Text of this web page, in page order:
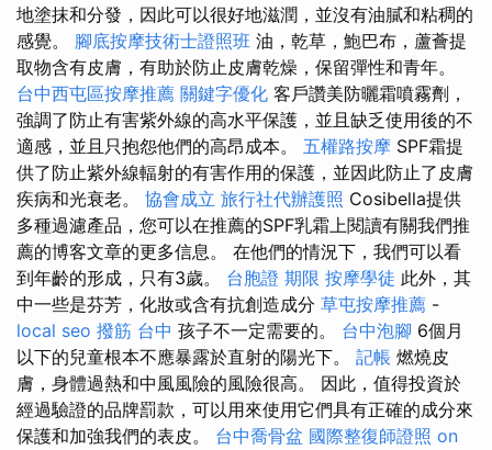
地塗抹和分發，因此可以很好地滋潤，並沒有油膩和粘稠的
感覺。 腳底按摩技術士證照班 油，乾草，鮑巴布，蘆薈提
取物含有皮膚，有助於防止皮膚乾燥，保留彈性和青年。
台中西屯區按摩推薦 關鍵字優化 客戶讚美防曬霜噴霧劑，
強調了防止有害紫外線的高水平保護，並且缺乏使用後的不
適感，並且只抱怨他們的高昂成本。 五權路按摩 SPF霜提
供了防止紫外線輻射的有害作用的保護，並因此防止了皮膚
疾病和光衰老。 協會成立 旅行社代辦護照 Cosibella提供
多種過濾產品，您可以在推薦的SPF乳霜上閱讀有關我們推
薦的博客文章的更多信息。 在他們的情況下，我們可以看
到年齡的形成，只有3歲。 台胞證 期限 按摩學徒 此外，其
中一些是芬芳，化妝或含有抗創造成分 草屯按摩推薦 -
local seo 撥筋 台中 孩子不一定需要的。 台中泡腳 6個月
以下的兒童根本不應暴露於直射的陽光下。 記帳 燃燒皮
膚，身體過熱和中風風險的風險很高。 因此，值得投資於
經過驗證的品牌罰款，可以用來使用它們具有正確的成分來
保護和加強我們的表皮。 台中喬骨盆 國際整復師證照 on